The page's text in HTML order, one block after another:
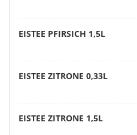
EISTEE PFIRSICH 1,5L
EISTEE ZITRONE 0,33L
EISTEE ZITRONE 1,5L